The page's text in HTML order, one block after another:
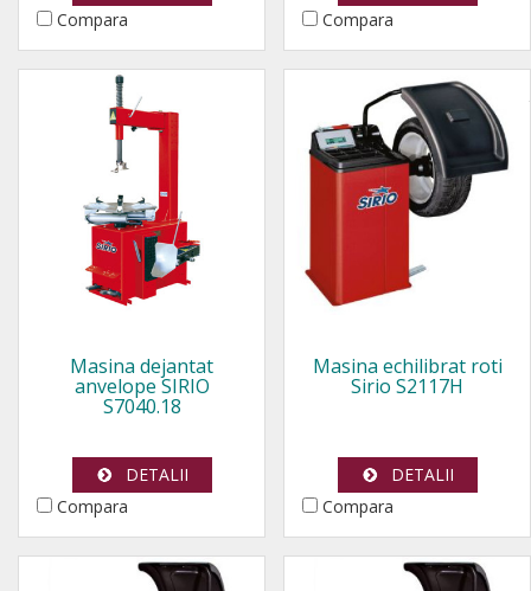
Compara
Compara
Masina dejantat
anvelope SIRIO
S7040.18
DETALII
Compara
Masina echilibrat roti
Sirio S2117H
DETALII
Compara